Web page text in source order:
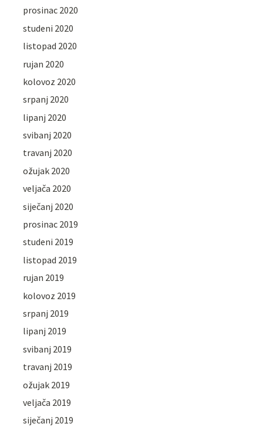
prosinac 2020
studeni 2020
listopad 2020
rujan 2020
kolovoz 2020
srpanj 2020
lipanj 2020
svibanj 2020
travanj 2020
ožujak 2020
veljača 2020
siječanj 2020
prosinac 2019
studeni 2019
listopad 2019
rujan 2019
kolovoz 2019
srpanj 2019
lipanj 2019
svibanj 2019
travanj 2019
ožujak 2019
veljača 2019
siječanj 2019